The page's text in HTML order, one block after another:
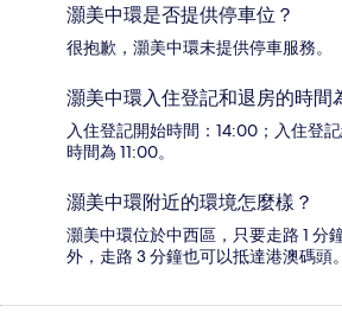
灝美中環是否提供停車位？
很抱歉，灝美中環未提供停車服務。
灝美中環入住登記和退房的時間
入住登記開始時間：14:00；入住登
時間為 11:00。
灝美中環附近的環境怎麼樣？
灝美中環位於中西區，只要走路 1 分
外，走路 3 分鐘也可以抵達港澳碼頭。